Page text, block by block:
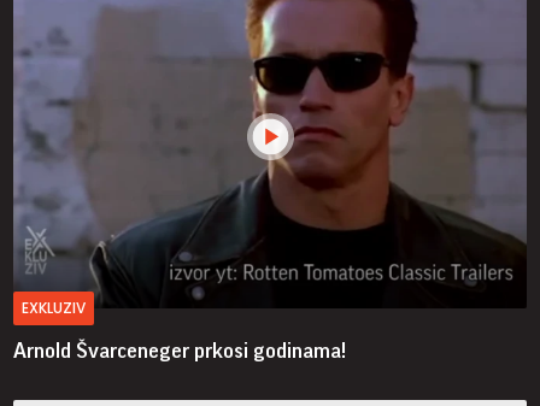
EXKLUZIV
Arnold Švarceneger prkosi godinama!